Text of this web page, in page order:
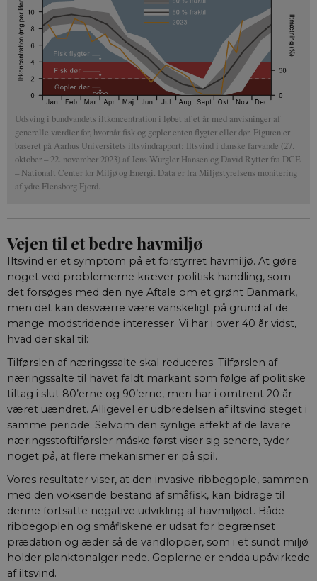
Udsving i bundvandets iltkoncentration i løbet af et år med anvisninger af
generelle værdier for, hvornår fisk og gopler enten flygter eller dør. Figuren er
baseret på Aarhus Universitets iltsvindrapport: Iltsvind i danske farvande (27.
oktober – 22. november 2023) af Jens Würgler Hansen og David Rytter fra DCE
– Nationalt Center for Miljø og Energi. Data er fra Miljøstyrelsens monitering
af ydre Flensborg Fjord.
Vejen til et bedre havmiljø
Iltsvind er et symptom på et forstyrret havmiljø. At gøre
noget ved problemerne kræver politisk handling, som
det forsøges med den nye Aftale om et grønt Danmark,
men det kan desværre være vanskeligt på grund af de
mange modstridende interesser. Vi har i over 40 år vidst,
hvad der skal til:
Tilførslen af næringssalte skal reduceres. Tilførslen af
næringssalte til havet faldt markant som følge af politiske
tiltag i slut 80’erne og 90’erne, men har i omtrent 20 år
været uændret. Alligevel er udbredelsen af iltsvind steget i
samme periode. Selvom den synlige effekt af de lavere
næringsstoftilførsler måske først viser sig senere, tyder
noget på, at flere mekanismer er på spil.
Vores resultater viser, at den invasive ribbegople, sammen
med den voksende bestand af småfisk, kan bidrage til
denne fortsatte negative udvikling af havmiljøet. Både
ribbegoplen og småfiskene er udsat for begrænset
prædation og æder så de vandlopper, som i et sundt miljø
holder planktonalger nede. Goplerne er endda upåvirkede
af iltsvind.
Nødvendige cookies hjælper med at gøre hjemmesiden
brugbar ved at aktivere nogle grundlæggende funktioner som
navigation mm. Hjemmesiden kan ikke fungerer uden disse
cookies.
Navn
/ Domæne Udløb
CookieScriptConsent
CookieScript
aktuelnaturvidenskab.dk
Typo3 Association
aktuelnaturvidenskab.dk
__cf_bm
Cloudflare Inc.
29
minutter
59
sekunder
Navn / Domæne Udløb
Beskrivelse
nmstat
Siteimprove A/S
.aktuelnaturvidenskab.dk
1 år 1
måned
Denne cookie
indstilles af
SiteImprove. Det
registrerer
data om
Navn / Domæne Udløb
Beskrivelse
__Secure-YNID
.youtube.com
5
måneder
4 uger
Dette er en
YouTube. Den
beskytter
sikrer sikker
Navn
/ Domæne
__Secure-
typo3nonce_Qo2uwGSpljjSaKhtzvJuIA
__Secure-
typo3nonce_eIBI8r5WxlSyZCHbm3ymLQ
__Secure-